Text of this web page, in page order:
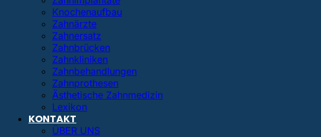
Knochenaufbau
Zahnärzte
Zahnersatz
Zahnbrücken
Zahnkliniken
Zahnbehandlungen
Zahnprothesen
Ästhetische Zahnmedizin
Lexikon
KONTAKT
ÜBER UNS